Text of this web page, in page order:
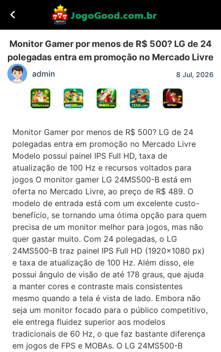
Monitor Gamer por menos de R$ 500? LG de 24
polegadas entra em promoção no Mercado Livre
admin 8 Jul, 2026
Monitor Gamer por menos de R$ 500? LG de 24
polegadas entra em promoção no Mercado Livre
Modelo possui painel IPS Full HD, taxa de
atualização de 100 Hz e recursos voltados para
jogos O monitor gamer LG 24MS500-B está em
oferta no Mercado Livre, ao preço de R$ 489. O
modelo de entrada está com um excelente custo-
benefício, se tornando uma ótima opção para quem
precisa de um monitor melhor para jogos, mas não
quer gastar muito. Com 24 polegadas, o LG
24MS500-B traz painel IPS Full HD (1920x1080 px)
e taxa de atualização de 100 Hz. Além disso, ele
possui ângulo de visão de até 178 graus, que ajuda
a manter cores e contraste mais consistentes
mesmo quando a tela é vista de lado. Embora não
seja um monitor focado para o público competitivo,
ele entrega fluidez superior aos modelos
tradicionais de 60 Hz, o que faz bastante diferença
em jogos de FPS e MOBAs. O LG 24MS500-B